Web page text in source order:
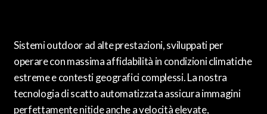
Sistemi outdoor ad alte prestazioni, sviluppati per
operare con massima affidabilità in condizioni climatiche
estreme e contesti geografici complessi. La nostra
tecnologia di scatto automatizzata assicura immagini
perfettamente nitide anche a velocità elevate,